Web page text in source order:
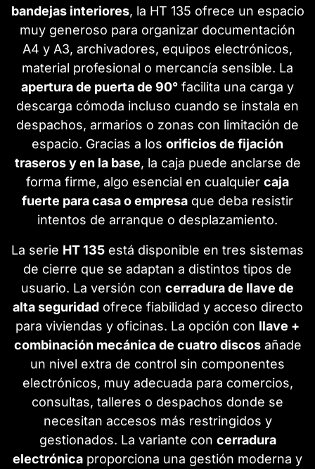
bandejas interiores, la HT 135 ofrece un espacio
muy generoso para organizar documentación
A4 y A3, archivadores, equipos electrónicos,
material profesional o mercancía sensible. La
apertura de puerta de 90° facilita una carga y
descarga cómoda incluso cuando se instala en
despachos, armarios o zonas con limitación de
espacio. Gracias a los orificios de fijación
traseros y en la base, la caja puede anclarse de
forma firme, algo esencial en cualquier caja
fuerte para casa o empresa que deba resistir
intentos de arranque o desplazamiento.
La serie HT 135 está disponible en tres sistemas
de cierre que se adaptan a distintos tipos de
usuario. La versión con cerradura de llave de
alta seguridadofrece fiabilidad y acceso directo
para viviendas y oficinas. La opción con llave +
combinación mecánica de cuatro discosañade
un nivel extra de control sin componentes
electrónicos, muy adecuada para comercios,
consultas, talleres o despachos donde se
necesitan accesos más restringidos y
gestionados. La variante con cerradura
electrónica proporciona una gestión moderna y